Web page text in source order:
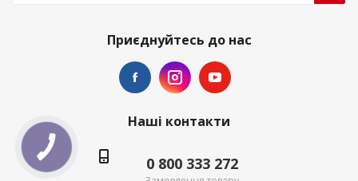
Приєднуйтесь до нас
Наші контакти
0 800 333 272
КНОПКА
ЗВ'ЯЗКУ